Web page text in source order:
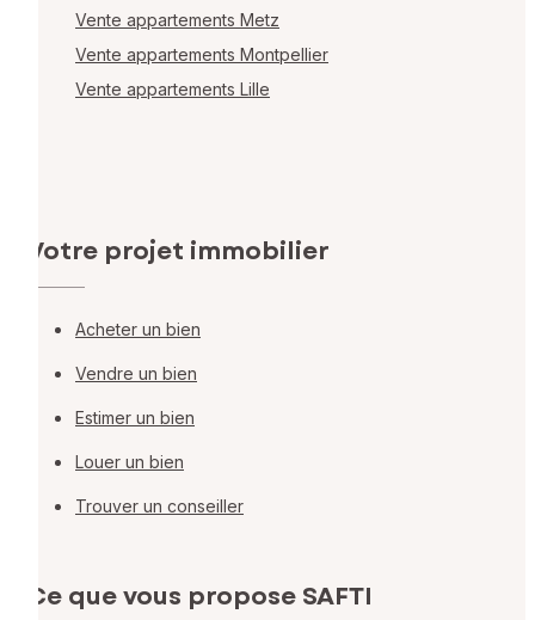
Vente appartements Metz
Vente appartements Montpellier
Vente appartements Lille
Votre projet immobilier
Acheter un bien
Vendre un bien
Estimer un bien
Louer un bien
Trouver un conseiller
Ce que vous propose SAFTI